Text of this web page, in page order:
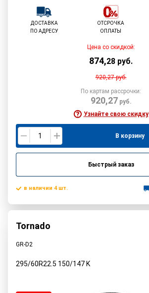
ДОСТАВКА
ПО АДРЕСУ
ОТСРОЧКА
ОПЛАТЫ
Цена со скидкой:
874,28 руб.
920,27руб.
По картам рассрочки:
920,27 руб.
Узнайте свою скидку
В корзину
Быстрый заказ
в наличии 4 шт.
Tornado
GR-D2
295/60R22.5 150/147K